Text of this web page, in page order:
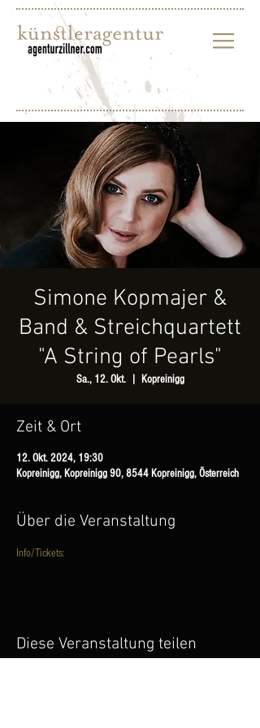
Simone Kopmajer &
Band & Streichquartett
"A String of Pearls"
Sa., 12. Okt.
  |
Kopreinigg
Zeit & Ort
12. Okt. 2024, 19:30
Kopreinigg, Kopreinigg 90, 8544 Kopreinigg, Österreich
Über die Veranstaltung
Info/Tickets:
Diese Veranstaltung teilen